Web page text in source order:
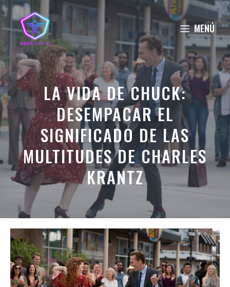
Saltar
contenido
MENÚ
LA VIDA DE CHUCK:
DESEMPACAR EL
SIGNIFICADO DE LAS
MULTITUDES DE CHARLES
KRANTZ